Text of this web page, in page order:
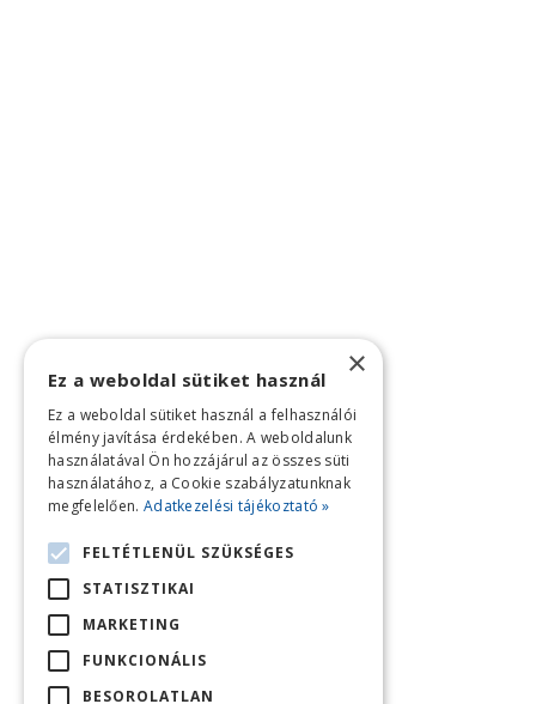
×
Ez a weboldal sütiket használ
Ez a weboldal sütiket használ a felhasználói
élmény javítása érdekében. A weboldalunk
használatával Ön hozzájárul az összes süti
használatához, a Cookie szabályzatunknak
megfelelően. Adatkezelési tájékoztató »
FELTÉTLENÜL SZÜKSÉGES
STATISZTIKAI
MARKETING
FUNKCIONÁLIS
BESOROLATLAN